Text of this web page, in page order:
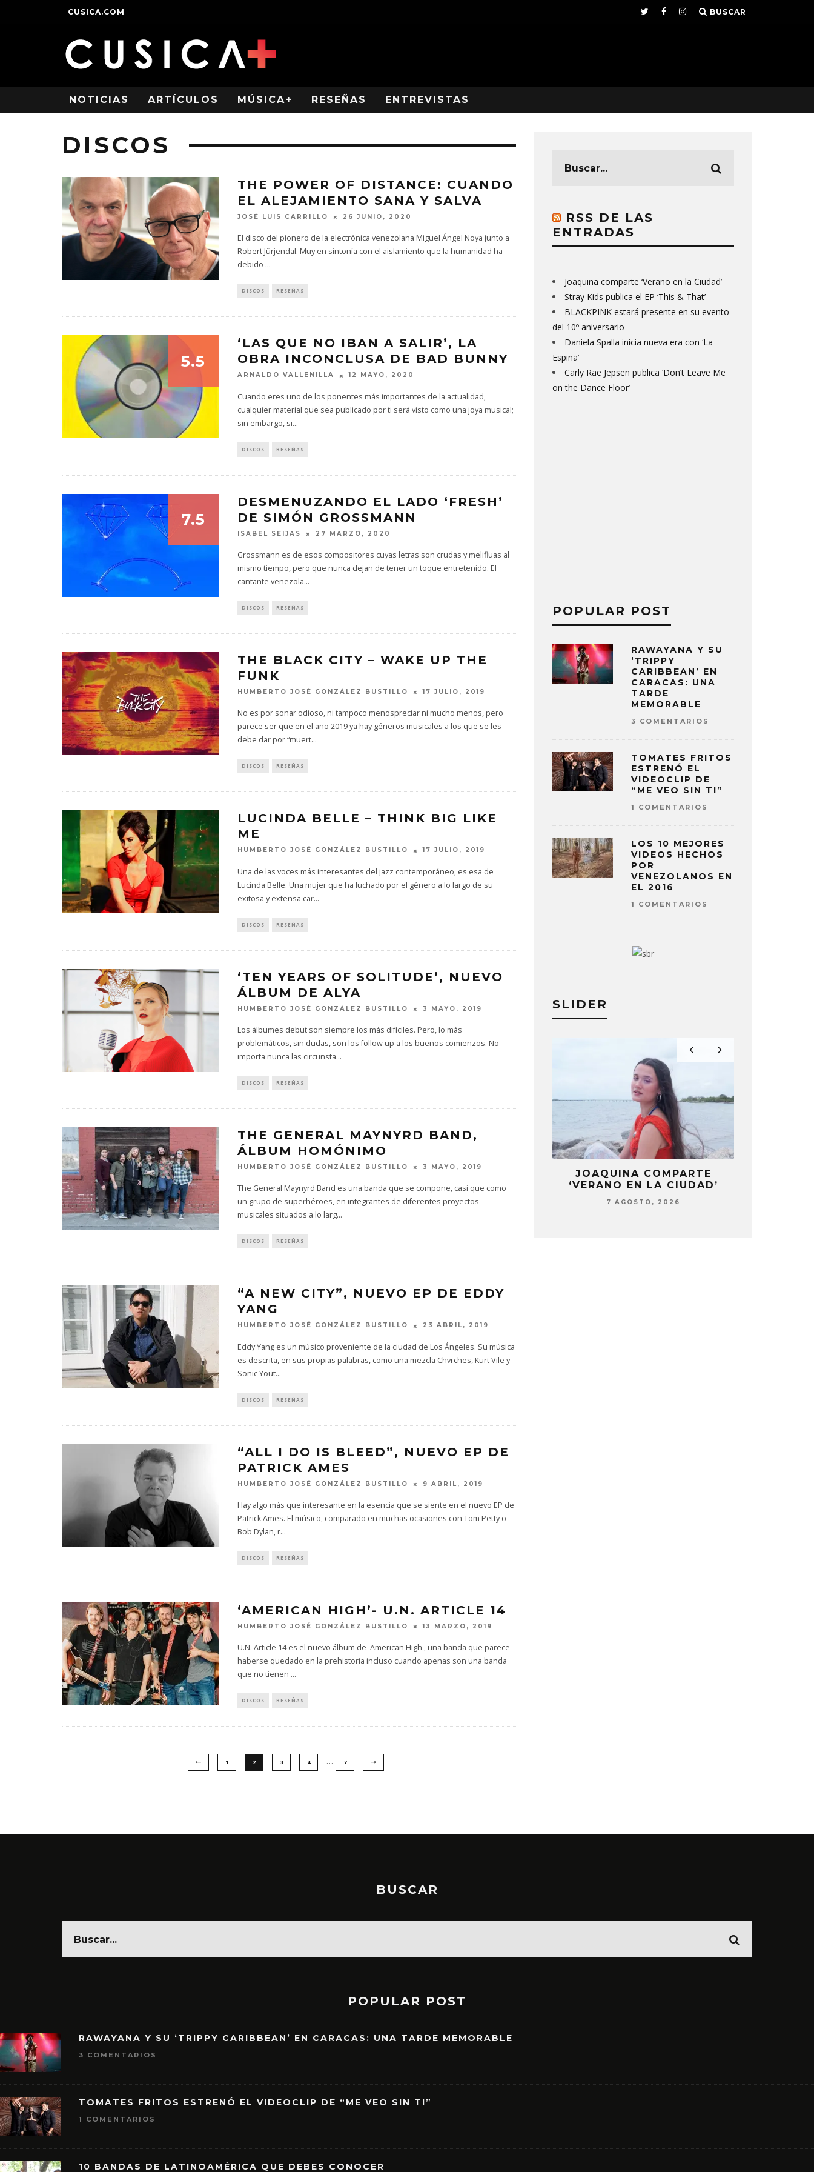
CUSICA.COM BUSCAR
NOTICIAS ARTÍCULOS MÚSICA+ RESEÑAS ENTREVISTAS
DISCOS
THE POWER OF DISTANCE: CUANDO
EL ALEJAMIENTO SANA Y SALVA
JOSÉ LUIS CARRILLO 26 JUNIO, 2020
El disco del pionero de la electrónica venezolana Miguel Ángel Noya junto a
Robert Jürjendal. Muy en sintonía con el aislamiento que la humanidad ha
debido ...
DISCOS RESEÑAS
5.5
‘LAS QUE NO IBAN A SALIR’, LA
OBRA INCONCLUSA DE BAD BUNNY
ARNALDO VALLENILLA 12 MAYO, 2020
Cuando eres uno de los ponentes más importantes de la actualidad,
cualquier material que sea publicado por ti será visto como una joya musical;
sin embargo, si...
DISCOS RESEÑAS
7.5
DESMENUZANDO EL LADO ‘FRESH’
DE SIMÓN GROSSMANN
ISABEL SEIJAS 27 MARZO, 2020
Grossmann es de esos compositores cuyas letras son crudas y melifluas al
mismo tiempo, pero que nunca dejan de tener un toque entretenido. El
cantante venezola...
DISCOS RESEÑAS
THE BLACK CITY – WAKE UP THE
FUNK
HUMBERTO JOSÉ GONZÁLEZ BUSTILLO 17 JULIO, 2019
No es por sonar odioso, ni tampoco menospreciar ni mucho menos, pero
parece ser que en el año 2019 ya hay géneros musicales a los que se les
debe dar por “muert...
DISCOS RESEÑAS
LUCINDA BELLE – THINK BIG LIKE
ME
HUMBERTO JOSÉ GONZÁLEZ BUSTILLO 17 JULIO, 2019
Una de las voces más interesantes del jazz contemporáneo, es esa de
Lucinda Belle. Una mujer que ha luchado por el género a lo largo de su
exitosa y extensa car...
DISCOS RESEÑAS
‘TEN YEARS OF SOLITUDE’, NUEVO
ÁLBUM DE ALYA
HUMBERTO JOSÉ GONZÁLEZ BUSTILLO 3 MAYO, 2019
Los álbumes debut son siempre los más difíciles. Pero, lo más
problemáticos, sin dudas, son los follow up a los buenos comienzos. No
importa nunca las circunsta...
DISCOS RESEÑAS
THE GENERAL MAYNYRD BAND,
ÁLBUM HOMÓNIMO
HUMBERTO JOSÉ GONZÁLEZ BUSTILLO 3 MAYO, 2019
The General Maynyrd Band es una banda que se compone, casi que como
un grupo de superhéroes, en integrantes de diferentes proyectos
musicales situados a lo larg...
DISCOS RESEÑAS
“A NEW CITY”, NUEVO EP DE EDDY
YANG
HUMBERTO JOSÉ GONZÁLEZ BUSTILLO 23 ABRIL, 2019
Eddy Yang es un músico proveniente de la ciudad de Los Ángeles. Su música
es descrita, en sus propias palabras, como una mezcla Chvrches, Kurt Vile y
Sonic Yout...
DISCOS RESEÑAS
“ALL I DO IS BLEED”, NUEVO EP DE
PATRICK AMES
HUMBERTO JOSÉ GONZÁLEZ BUSTILLO 9 ABRIL, 2019
Hay algo más que interesante en la esencia que se siente en el nuevo EP de
Patrick Ames. El músico, comparado en muchas ocasiones con Tom Petty o
Bob Dylan, r...
DISCOS RESEÑAS
‘AMERICAN HIGH’- U.N. ARTICLE 14
HUMBERTO JOSÉ GONZÁLEZ BUSTILLO 13 MARZO, 2019
U.N. Article 14 es el nuevo álbum de 'American High', una banda que parece
haberse quedado en la prehistoria incluso cuando apenas son una banda
que no tienen ...
DISCOS RESEÑAS
1 2 3 4 … 7
RSS DE LAS
ENTRADAS
Joaquina comparte ‘Verano en la Ciudad’
Stray Kids publica el EP ‘This & That’
BLACKPINK estará presente en su evento
del 10º aniversario
Daniela Spalla inicia nueva era con ‘La
Espina’
Carly Rae Jepsen publica ‘Don’t Leave Me
on the Dance Floor’
POPULAR POST
RAWAYANA Y SU
‘TRIPPY
CARIBBEAN’ EN
CARACAS: UNA
TARDE
MEMORABLE
3 COMENTARIOS
TOMATES FRITOS
ESTRENÓ EL
VIDEOCLIP DE
“ME VEO SIN TI”
1 COMENTARIOS
LOS 10 MEJORES
VIDEOS HECHOS
POR
VENEZOLANOS EN
EL 2016
1 COMENTARIOS
SLIDER
MONET IN BLUE EXPLORA LA
FRAGILIDAD DEL TIEMPO
CON ‘ALONSO’
JOAQUINA COMPARTE
‘VERANO EN LA CIUDAD’
7 AGOSTO, 2026
BUSCAR
POPULAR POST
RAWAYANA Y SU ‘TRIPPY CARIBBEAN’ EN CARACAS: UNA TARDE MEMORABLE
3 COMENTARIOS
TOMATES FRITOS ESTRENÓ EL VIDEOCLIP DE “ME VEO SIN TI”
1 COMENTARIOS
10 BANDAS DE LATINOAMÉRICA QUE DEBES CONOCER